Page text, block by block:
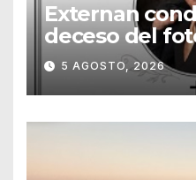
Externan
deceso del
Emmanuel
5 AGOSTO, 2026